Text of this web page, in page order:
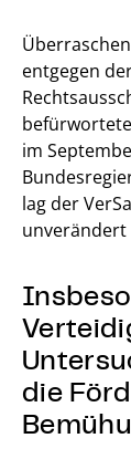
entgegen
im
lag der
unverändert
die